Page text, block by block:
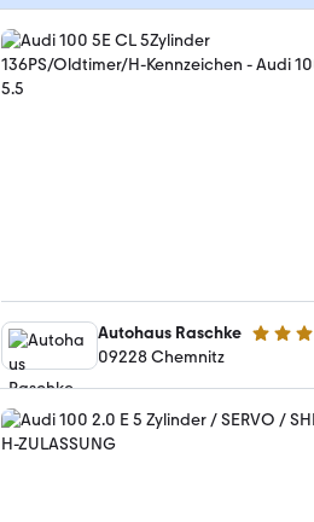
Autohaus Raschke 4.8
09228 Chemnitz